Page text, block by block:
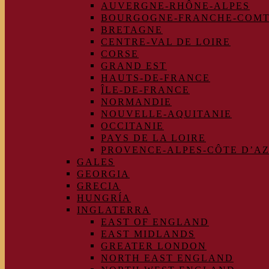
AUVERGNE-RHÔNE-ALPES
BOURGOGNE-FRANCHE-
BRETAGNE
CENTRE-VAL DE LOIRE
CORSE
GRAND EST
HAUTS-DE-FRANCE
ÎLE-DE-FRANCE
NORMANDIE
NOUVELLE-AQUITANIE
OCCITANIE
PAYS DE LA LOIRE
PROVENCE-ALPES-CÔTE
GALES
GEORGIA
GRECIA
HUNGRÍA
INGLATERRA
EAST OF ENGLAND
EAST MIDLANDS
GREATER LONDON
NORTH EAST ENGLAND